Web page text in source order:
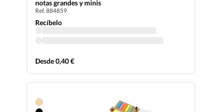
notas grandes y minis
Ref. 884859
Recíbelo
Desde 0,40 €